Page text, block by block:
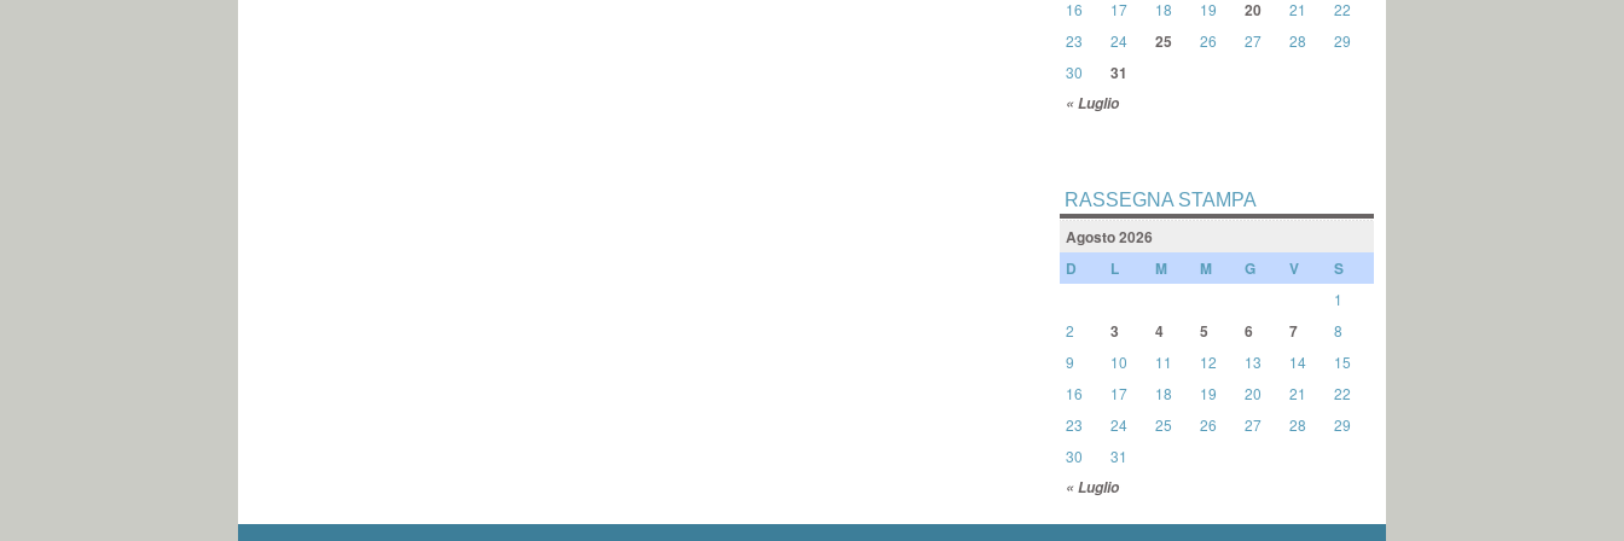
« Luglio
16
17 18 19 20 21
22
23
24 25 26 27 28
29
30
31
RASSEGNA STAMPA
Agosto 2026
D
L M M G V S
« Luglio
1
2
3 4 5 6 7
8
9
10 11 12 13 14
15
16
17 18 19 20 21
22
23
24 25 26 27 28
29
30
31